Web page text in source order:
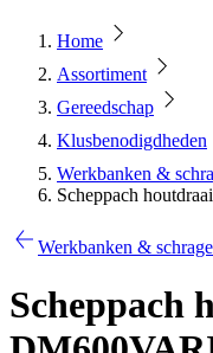
Home
Assortiment
Gereedschap
Klusbenodigdheden
Werkbanken &
Scheppach
Werkbanken &
Scheppach